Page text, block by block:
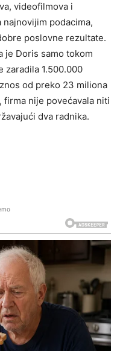
videofilmova i
podacima,
poslovne rezultate.
je Doris samo tokom
zaradila 1.500.000
od preko 23 miliona
firma nije povećavala niti
dva radnika.